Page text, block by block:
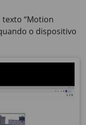
texto “Motion
o dispositivo